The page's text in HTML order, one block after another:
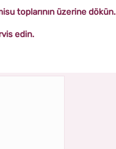
toplarının üzerine dökün.
edin.